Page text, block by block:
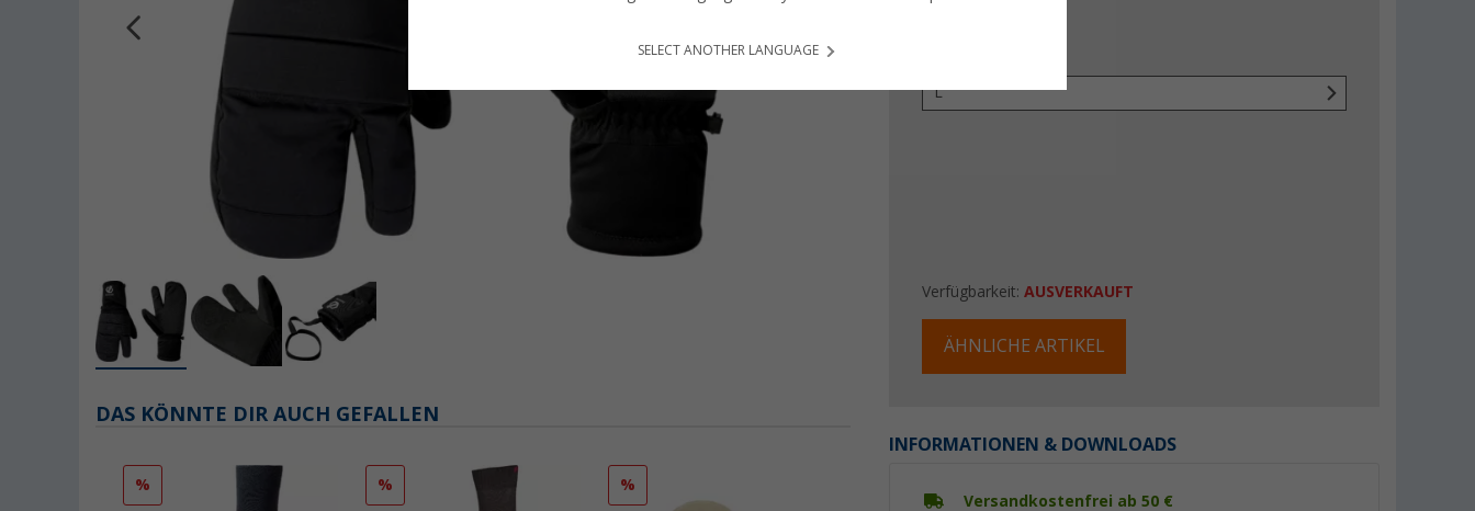
L
Verfügbarkeit: AUSVERKAUFT
ÄHNLICHE ARTIKEL
INFORMATIONEN & DOWNLOADS
Versandkostenfrei ab 50 €
DAS KÖNNTE DIR AUCH GEFALLEN
% % %
SELECT ANOTHER LANGUAGE